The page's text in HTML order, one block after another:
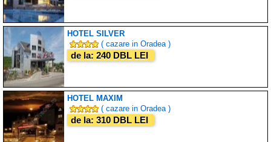
HOTEL SILVER
( cazare in Oradea )
de la: 240 DBL LEI
HOTEL MAXIM
( cazare in Oradea )
de la: 310 DBL LEI